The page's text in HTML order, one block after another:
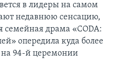
в лидеры на самом
недавнюю сенсацию,
семейная драма «CODA:
опередила куда более
94-й церемонии